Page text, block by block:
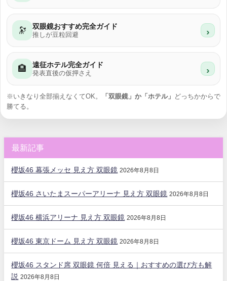
🔭 双眼鏡おすすめ完全ガイド
推しが豆粒回避 ›
🏨 遠征ホテル完全ガイド
発表直後の仮押さえ ›
※いきなり全部揃えなくてOK。 「双眼鏡」か「ホテル」
どっちかからで
勝てる。
最新記事
櫻坂46 幕張メッセ 見え方 双眼鏡 2026年8月8日
櫻坂46 さいたまスーパーアリーナ 見え方 双眼鏡 2026年8月8日
櫻坂46 横浜アリーナ 見え方 双眼鏡 2026年8月8日
櫻坂46 東京ドーム 見え方 双眼鏡 2026年8月8日
櫻坂46 スタンド席 双眼鏡 何倍 見える｜おすすめの選び方も解
説 2026年8月8日